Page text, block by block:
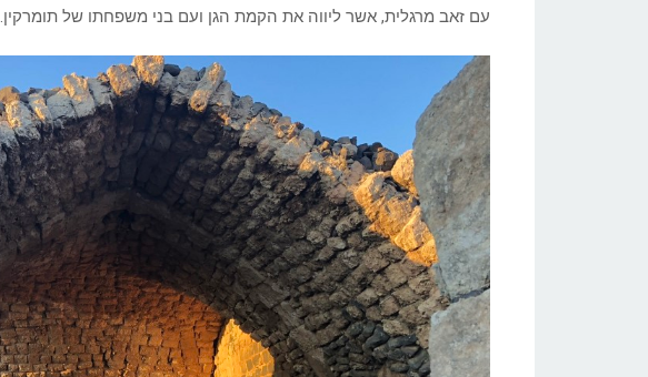
עם זאב מרגלית, אשר ליווה את הקמת הגן ועם בני משפחתו של תומרקין.